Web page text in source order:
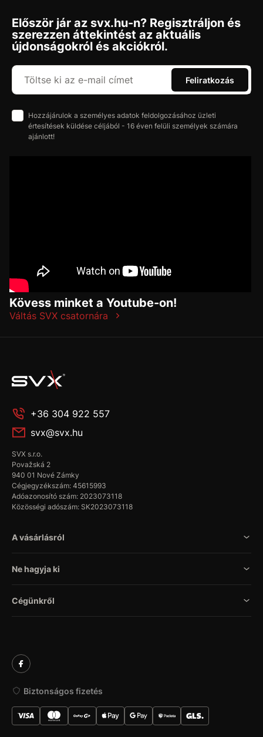
Először jár az svx.hu-n? Regisztráljon és
szerezzen áttekintést az aktuális
újdonságokról és akciókról.
Feliratkozás
Hozzájárulok a személyes adatok feldolgozásához üzleti
értesítések küldése céljából - 16 éven felüli személyek számára
ajánlott!
Kövess minket a Youtube-on!
Váltás SVX csatornára
+36 304 922 557
svx@svx.hu
SVX s.r.o.
Považská 2
940 01 Nové Zámky
Cégjegyzékszám: 45615993
Adóazonosító szám: 2023073118
Közösségi adószám: SK2023073118
A vásárlásról
Ne hagyja ki
Cégünkről
Biztonságos fizetés